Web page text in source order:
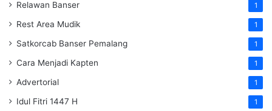
Relawan Banser 1
Rest Area Mudik 1
Satkorcab Banser Pemalang 1
Cara Menjadi Kapten 1
Advertorial 1
Idul Fitri 1447 H 1